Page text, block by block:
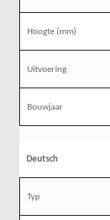
Hoogte (mm)
Uitvoering
Bouwjaar
Deutsch
Typ